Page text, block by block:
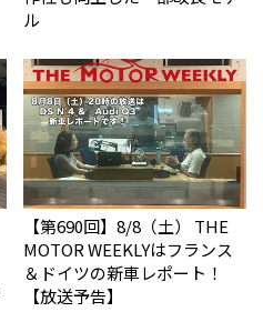
ル
【第690回】8/8（土） THE
MOTOR WEEKLYはフランス
＆ドイツの新車レポート！
【放送予告】